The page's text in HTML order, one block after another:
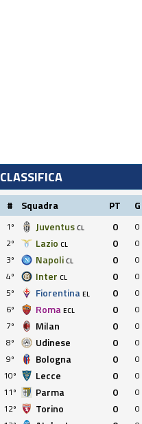
CLASSIFICA
# Squadra PT G
1º Juventus CL 0 0
2º
Lazio CL 0 0
3º
Napoli CL 0 0
4º
Inter CL 0 0
5º
Fiorentina EL 0 0
6º
Roma ECL 0 0
7º
Milan 0 0
8º
Udinese 0 0
9º
Bologna 0 0
10º
Lecce 0 0
11º
Parma 0 0
12º
Torino 0 0